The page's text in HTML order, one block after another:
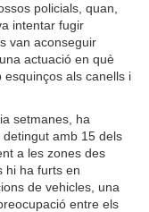
policials, quan,
intentar fugir
van aconseguir
actuació en què
als canells i
setmanes, ha
amb 15 dels
a les zones des
hi ha furts en
de vehicles, una
entre els